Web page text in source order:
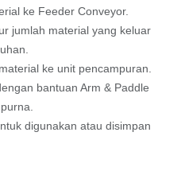
ke Feeder Conveyor.
jumlah material yang keluar
ke unit pencampuran.
bantuan Arm & Paddle
digunakan atau disimpan